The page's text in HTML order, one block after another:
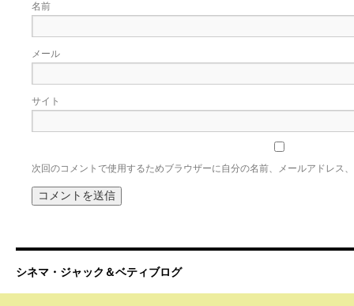
名前
メール
サイト
次回のコメントで使用するためブラウザーに自分の名前、メールアドレス
シネマ・ジャック＆ベティブログ